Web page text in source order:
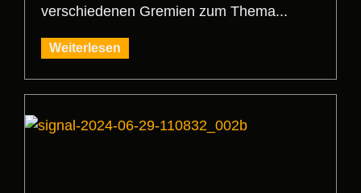
verschiedenen Gremien zum Thema...
Weiterlesen